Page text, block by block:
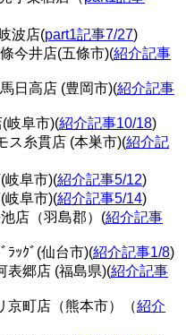
波店(part1記事7/27)
今井店(五條市)(紹介記事
日高店 (豊岡市)(紹介記事
(岐阜市)(紹介記事10/18)
ス糸貫店 (本巣市)(紹介記
岐阜市)(紹介記事5/12)
岐阜市)(紹介記事5/14)
店（羽島郡）(紹介記事
ﾗｯｸﾞ(仙台市)(紹介記事1/8)
表郷店 (福島県)(紹介記事
京町店（熊本市）（紹介